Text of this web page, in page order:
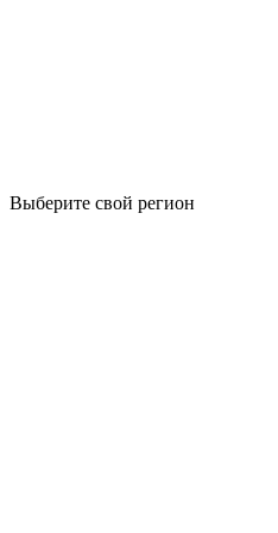
Выберите свой регион